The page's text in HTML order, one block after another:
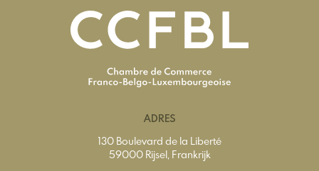
ADRES
130 Boulevard de la Liberté
59000 Rijsel, Frankrijk